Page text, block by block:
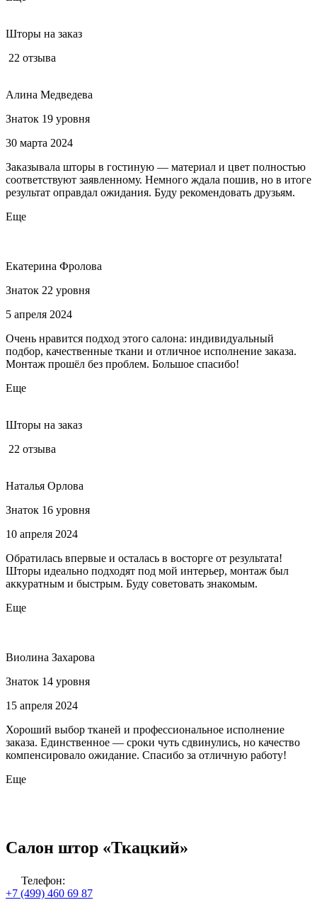
Шторы на заказ
22 отзыва
Алина Медведева
Знаток 19 уровня
30 марта 2024
Заказывала шторы в гостиную — материал и цвет полностью
соответствуют заявленному. Немного ждала пошив, но в итоге
результат оправдал ожидания. Буду рекомендовать друзьям.
Еще
Екатерина Фролова
Знаток 22 уровня
5 апреля 2024
Очень нравится подход этого салона: индивидуальный
подбор, качественные ткани и отличное исполнение заказа.
Монтаж прошёл без проблем. Большое спасибо!
Еще
Шторы на заказ
22 отзыва
Наталья Орлова
Знаток 16 уровня
10 апреля 2024
Обратилась впервые и осталась в восторге от результата!
Шторы идеально подходят под мой интерьер, монтаж был
аккуратным и быстрым. Буду советовать знакомым.
Еще
Виолина Захарова
Знаток 14 уровня
15 апреля 2024
Хороший выбор тканей и профессиональное исполнение
заказа. Единственное — сроки чуть сдвинулись, но качество
компенсировало ожидание. Спасибо за отличную работу!
Еще
Салон штор «Ткацкий»
Телефон:
+7 (499) 460 69 87